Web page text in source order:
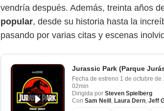
vendría después. Además, treinta años
popular, desde su historia hasta la
pasando por varias citas y escenas
Jurassic Park (Parque
Fecha de estreno 1 de octubre de
02min
Dirigida por Steven Spielberg
Con Sam Neill , Laura Dern, Jeff